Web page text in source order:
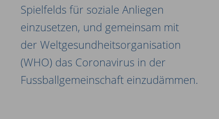
Spielfelds für soziale Anliegen
einzusetzen, und gemeinsam mit
der Weltgesundheitsorganisation
(WHO) das Coronavirus in der
Fussballgemeinschaft einzudämmen.